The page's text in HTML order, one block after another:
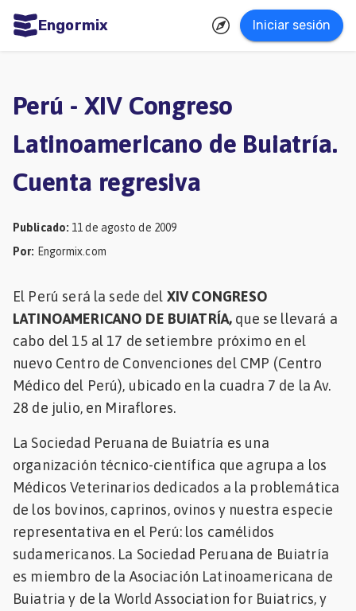
Engormix Iniciar sesión
Agricultura
Balanceados
Avicultura
Ganadería
Lechería
Micotoxinas
Porcicultura
Mascotas
Perú - XIV Congreso
Latinoamericano de Buiatría.
Cuenta regresiva
Publicado: 11 de agosto de 2009
Por: Engormix.com
El Perú será la sede del XIV CONGRESO
LATINOAMERICANO DE BUIATRÍA, que se llevará a
cabo del 15 al 17 de setiembre próximo en el
nuevo Centro de Convenciones del CMP (Centro
Médico del Perú), ubicado en la cuadra 7 de la Av.
28 de julio, en Miraflores.
La Sociedad Peruana de Buiatría es una
organización técnico-científica que agrupa a los
Médicos Veterinarios dedicados a la problemática
de los bovinos, caprinos, ovinos y nuestra especie
representativa en el Perú: los camélidos
sudamericanos. La Sociedad Peruana de Buiatría
es miembro de la Asociación Latinoamericana de
Buiatria y de la World Association for Buiatrics, y